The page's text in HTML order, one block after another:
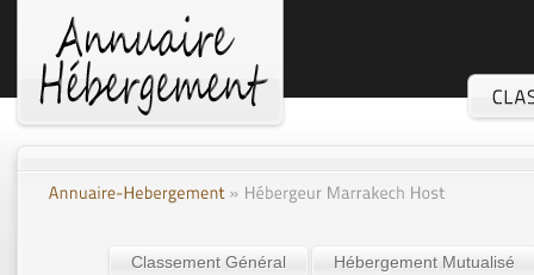
Classement Général Hébergement Mutualisé